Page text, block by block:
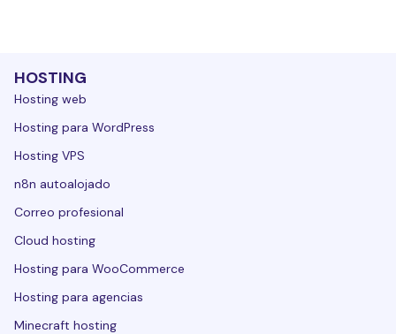
HOSTING
Hosting web
Hosting para WordPress
Hosting VPS
n8n autoalojado
Correo profesional
Cloud hosting
Hosting para WooCommerce
Hosting para agencias
Minecraft hosting